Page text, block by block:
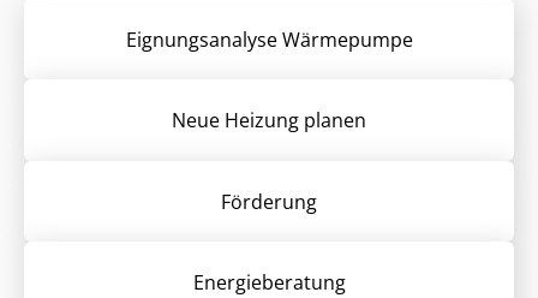
Eignungsanalyse Wärmepumpe
Neue Heizung planen
Förderung
Energieberatung